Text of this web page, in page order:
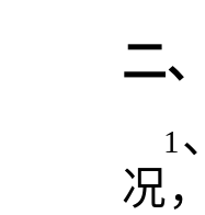
二
1
况